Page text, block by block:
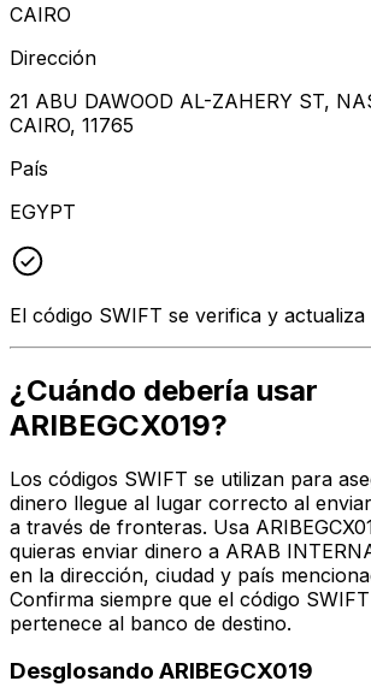
CAIRO
Dirección
21 ABU DAWOOD AL-ZAHERY ST,
CAIRO, 11765
País
EGYPT
El código SWIFT se verifica y
¿Cuándo debería usar
ARIBEGCX019?
Los códigos SWIFT se utilizan para
dinero llegue al lugar correcto al
a través de fronteras. Usa
quieras enviar dinero a ARAB
en la dirección, ciudad y país
Confirma siempre que el código
pertenece al banco de destino.
Desglosando ARIBEGCX019